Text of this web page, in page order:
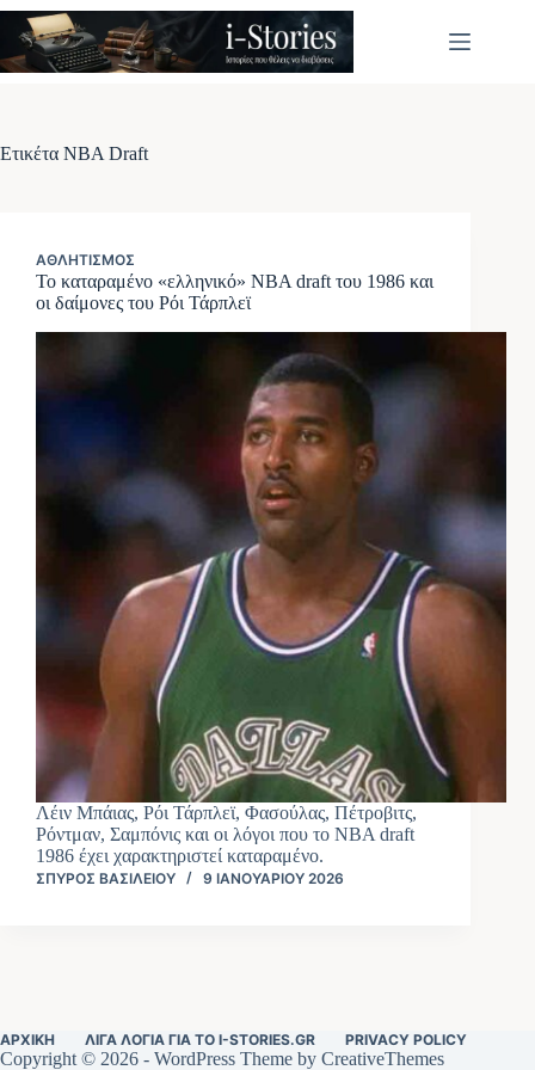
Μετάβαση
στο
περιεχόμενο
Ετικέτα NBA Draft
ΑΘΛΗΤΙΣΜΌΣ
Το καταραμένο «ελληνικό» NBA draft του 1986 και
οι δαίμονες του Ρόι Τάρπλεϊ
Λέιν Μπάιας, Ρόι Τάρπλεϊ, Φασούλας, Πέτροβιτς,
Ρόντμαν, Σαμπόνις και οι λόγοι που το NBA draft
1986 έχει χαρακτηριστεί καταραμένο.
ΣΠΎΡΟΣ ΒΑΣΙΛΕΊΟΥ 9 ΙΑΝΟΥΑΡΊΟΥ 2026
ΑΡΧΙΚΉ ΛΊΓΑ ΛΌΓΙΑ ΓΙΑ ΤΟ I-STORIES.GR PRIVACY POLICY
Copyright © 2026 - WordPress Theme by CreativeThemes